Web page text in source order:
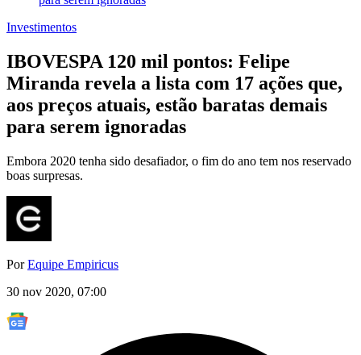
Investimentos
IBOVESPA 120 mil pontos: Felipe
Miranda revela a lista com 17 ações que,
aos preços atuais, estão baratas demais
para serem ignoradas
Embora 2020 tenha sido desafiador, o fim do ano tem nos reservado
boas surpresas.
PorEquipe Empiricus
30 nov 2020, 07:00